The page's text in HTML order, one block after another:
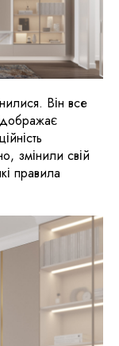
Він все
змінили свій
правила